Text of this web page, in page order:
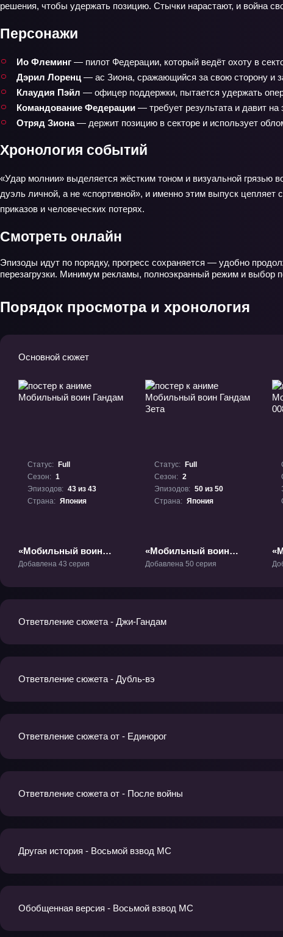
решения, чтобы удержать позицию. Стычки нарастают, и война
Персонажи
Ио Флеминг — пилот Федерации, который ведёт охоту в
Дэрил Лоренц — ас Зиона, сражающийся за свою сторону и
Клаудия Пэйл — офицер поддержки, пытается удержать
Командование Федерации — требует результата и давит на
Отряд Зиона— держит позицию в секторе и использует
Хронология событий
«Удар молнии» выделяется жёстким тоном и визуальной
дуэль личной, а не «спортивной», и именно этим выпуск
приказов и человеческих потерях.
Смотреть онлайн
Эпизоды идут по порядку, прогресс сохраняется — удобно
перезагрузки. Минимум рекламы, полноэкранный режим и выбор
Порядок просмотра и хронология
Основной сюжет
Статус:
Full
Сезон: 1
Эпизодов: 43 из 43
Страна: Япония
«Мобильный воин
Гандам» ТВ-1
Добавлена 43 серия
Статус:
Full
Сезон: 2
Эпизодов: 50 из 50
Страна: Япония
«Мобильный воин
Гандам Зета» ТВ-2
Добавлена 50 серия
Ответвление сюжета - Джи-Гандам
Ответвление сюжета - Дубль-вэ
Ответвление сюжета от - Единорог
Ответвление сюжета от - После войны
Другая история - Восьмой взвод МС
Обобщенная версия - Восьмой взвод МС